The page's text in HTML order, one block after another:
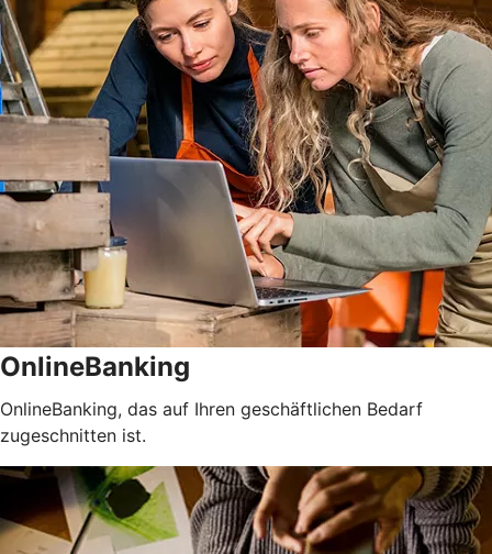
OnlineBanking
OnlineBanking, das auf Ihren geschäftlichen Bedarf
zugeschnitten ist.